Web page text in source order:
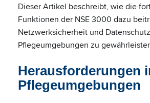
Dieser Artikel beschreibt, wie die
Funktionen der NSE 3000 dazu
Netzwerksicherheit und
Pflegeumgebungen zu
Herausforderungen
Pflegeumgebungen